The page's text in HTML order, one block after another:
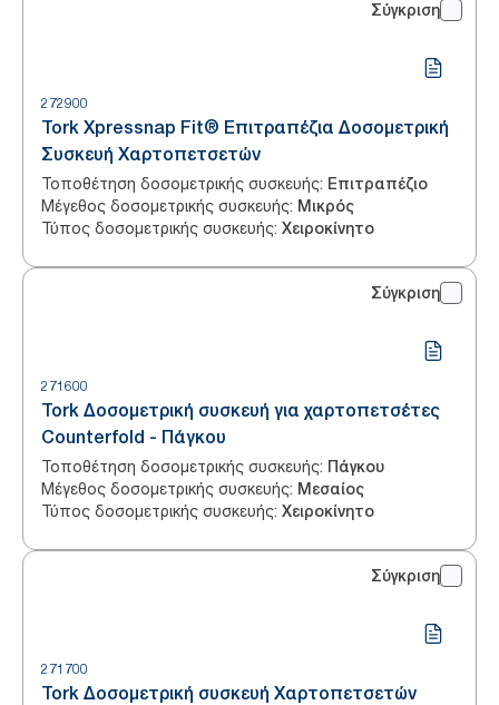
Σύγκριση
272900
Tork Xpressnap Fit® Επιτραπέζια Δοσομετρική
Συσκευή Χαρτοπετσετών
Τοποθέτηση δοσομετρικής συσκευής: Επιτραπέζιο
Μέγεθος δοσομετρικής συσκευής: Μικρός
Τύπος δοσομετρικής συσκευής: Χειροκίνητο
Σύγκριση
271600
Tork Δοσομετρική συσκευή για χαρτοπετσέτες
Counterfold - Πάγκου
Τοποθέτηση δοσομετρικής συσκευής: Πάγκου
Μέγεθος δοσομετρικής συσκευής: Μεσαίος
Τύπος δοσομετρικής συσκευής: Χειροκίνητο
Σύγκριση
271700
Tork Δοσομετρική συσκευή Χαρτοπετσετών